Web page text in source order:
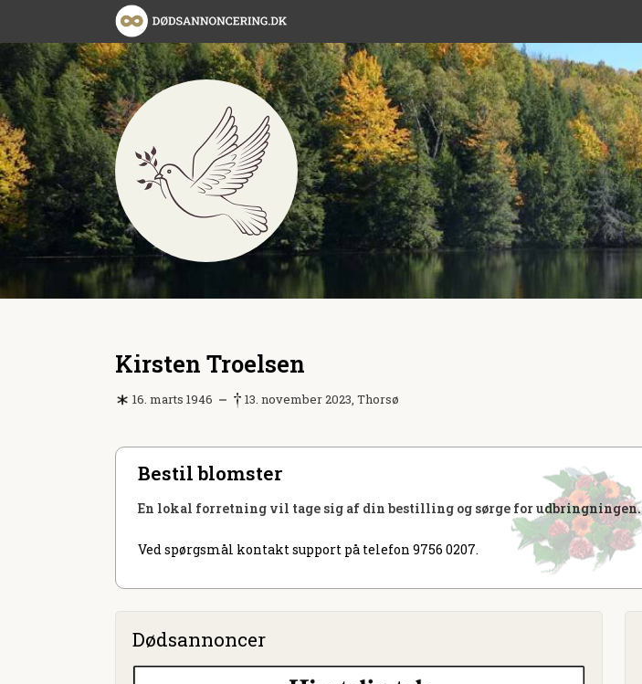
Kirsten Troelsen
16. marts 1946 13. november 2023, Thorsø
Bestil blomster
En lokal forretning vil tage sig af din bestilling og sørge for udbringningen.
Ved spørgsmål kontakt support på telefon 9756 0207.
Dødsannoncer